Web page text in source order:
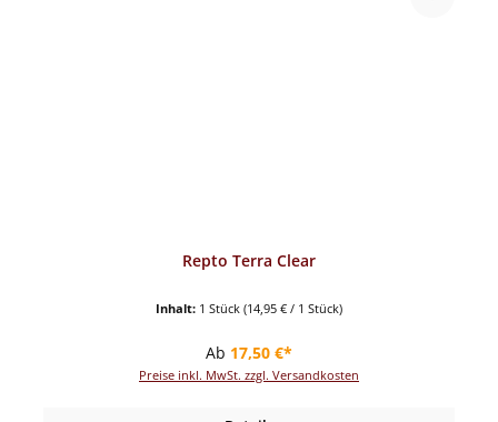
Repto Terra Clear
Inhalt: 1 Stück (14,95 € / 1 Stück)
Regulärer Preis:
Ab 17,50 €*
Preise inkl. MwSt. zzgl. Versandkosten